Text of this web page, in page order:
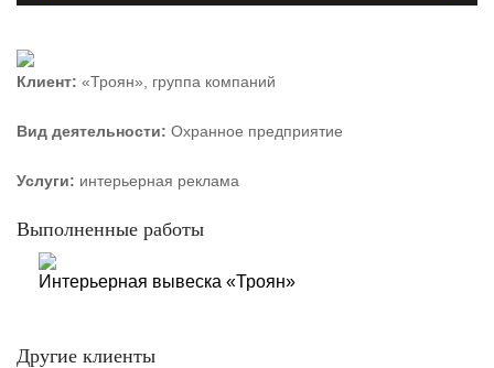
Клиент: «Троян», группа компаний
Вид деятельности: Охранное предприятие
Услуги: интерьерная реклама
Выполненные работы
Интерьерная вывеска «Троян»
Другие клиенты